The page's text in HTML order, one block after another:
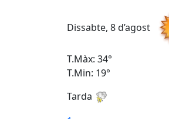
Dissabte, 8 d’agost
T.Màx: 34°
T.Min: 19°
Tarda